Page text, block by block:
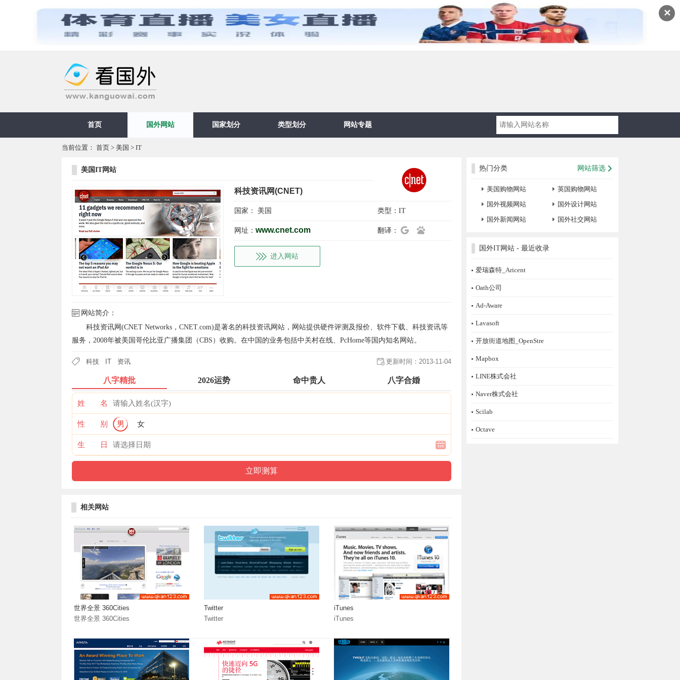
✕
首页 国外网站 国家划分 类型划分 网站专题
当前位置： 首页 > 美国 > IT
美国IT网站
科技资讯网(CNET)
国家： 美国 类型： IT
网址： www.cnet.com 翻译：
进入网站
网站简介：
科技资讯网(CNET Networks，CNET.com)是著名的科技资讯网站，网站提供硬件评测及报价、软件下载、科技资讯等
服务，2008年被美国哥伦比亚广播集团（CBS）收购。在中国的业务包括中关村在线、PcHome等国内知名网站。
科技 IT 资讯 更新时间： 2013-11-04
八字精批 2026运势 命中贵人 八字合婚
姓 名
性 别 男 女
生 日
相关网站
世界全景 360Cities
世界全景 360Cities
Twitter
Twitter
iTunes
iTunes
热门分类 网站筛选
美国购物网站
英国购物网站
国外视频网站
国外设计网站
国外新闻网站
国外社交网站
国外IT网站 - 最近收录
爱瑞森特_Aricent
Oath公司
Ad-Aware
Lavasoft
开放街道地图_OpenStre
Mapbox
LINE株式会社
Naver株式会社
Scilab
Octave